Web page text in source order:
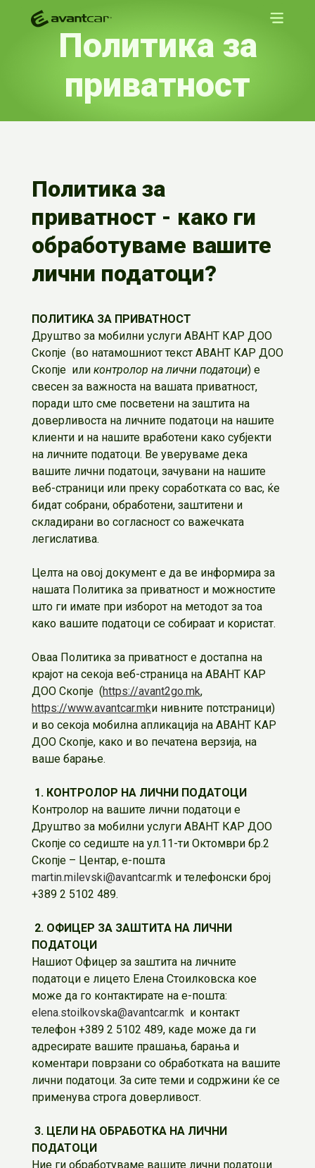
Политика за
приватност
Политика за
приватност - како ги
обработуваме вашите
лични податоци?
ПОЛИТИКА ЗА ПРИВАТНОСТ
Друштво за мобилни услуги АВАНТ КАР ДОО
Скопје (во натамошниот текст АВАНТ КАР ДОО
Скопје или контролор на лични податоци) е
свесен за важноста на вашата приватност,
поради што сме посветени на заштита на
доверливоста на личните податоци на нашите
клиенти и на нашите вработени како субјекти
на личните податоци. Ве уверуваме дека
вашите лични податоци, зачувани на нашите
веб-страници или преку соработката со вас, ќе
бидат собрани, обработени, заштитени и
складирани во согласност со важечката
легислатива.
Целта на овој документ е да ве информира за
нашата Политика за приватност и можностите
што ги имате при изборот на методот за тоа
како вашите податоци се собираат и користат.
Оваа Политика за приватност е достапна на
крајот на секоја веб-страница на АВАНТ КАР
ДОО Скопје (https://avant2go.mk,
https://www.avantcar.mkи нивните потстраници)
и во секоја мобилна апликација на АВАНТ КАР
ДОО Скопје, како и во печатена верзија, на
ваше барање.
1. КОНТРОЛОР НА ЛИЧНИ ПОДАТОЦИ
Контролор на вашите лични податоци е
Друштво за мобилни услуги АВАНТ КАР ДОО
Скопје со седиште на ул.11-ти Октомври бр.2
Скопје – Центар, е-пошта
martin.milevski@avantcar.mk и телефонски број
+389 2 5102 489.
2. ОФИЦЕР ЗА ЗАШТИТА НА ЛИЧНИ
ПОДАТОЦИ
Нашиот Oфицер за заштита на личните
податоци е лицето Елена Стоилковска кое
може да го контактирате на е-пошта:
elena.stoilkovska@avantcar.mk и контакт
телефон +389 2 5102 489, каде може да ги
адресирате вашите прашања, барања и
коментари поврзани со обработката на вашите
лични податоци. За сите теми и содржини ќе се
применува строга доверливост.
3. ЦЕЛИ НА ОБРАБОТКА НА ЛИЧНИ
ПОДАТОЦИ
Ние ги обработуваме вашите лични податоци